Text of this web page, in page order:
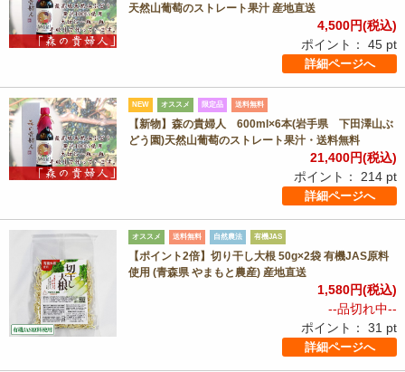
天然山葡萄のストレート果汁 産地直送
4,500円(税込)
ポイント： 45 pt
詳細ページへ
NEW オススメ 限定品 送料無料
【新物】森の貴婦人 600ml×6本(岩手県 下田澤山ぶ
どう園)天然山葡萄のストレート果汁・送料無料
21,400円(税込)
ポイント： 214 pt
詳細ページへ
オススメ 送料無料 自然農法 有機JAS
【ポイント2倍】切り干し大根 50g×2袋 有機JAS原料
使用 (青森県 やまもと農産) 産地直送
1,580円(税込)
--品切れ中--
ポイント： 31 pt
詳細ページへ